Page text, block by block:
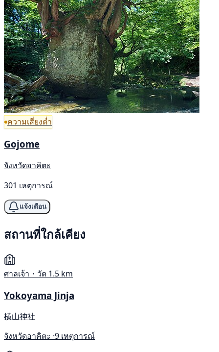
ความเสี่ยงต่ำ
Gojome
จังหวัดอาคิตะ
301 เหตุการณ์
แจ้งเตือน
สถานที่ใกล้เคียง
ศาลเจ้า・วัด 1.5 km
Yokoyama Jinja
横山神社
จังหวัดอาคิตะ ·9 เหตุการณ์